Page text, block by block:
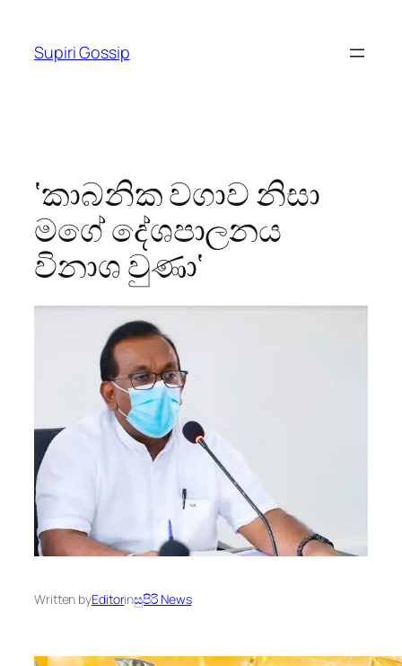
content
Supiri Gossip
‘කාබනික වගාව නිසා
මගේ දේශපාලනය
විනාශ වුණා‘
Written byEditorinසුපිරි News